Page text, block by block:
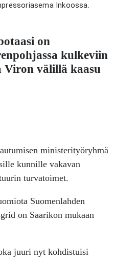
Inkoossa.
on
kulkeviin
Viron välillä kaasu
ministerityöryhmä
kunnille vakavan
turvatoimet.
Suomenlahden
on Saarikon mukaan
juuri nyt kohdistuisi